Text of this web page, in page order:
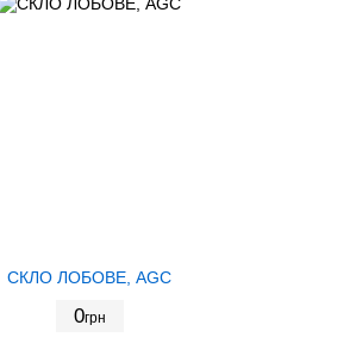
СКЛО ЛОБОВЕ, AGC
0грн